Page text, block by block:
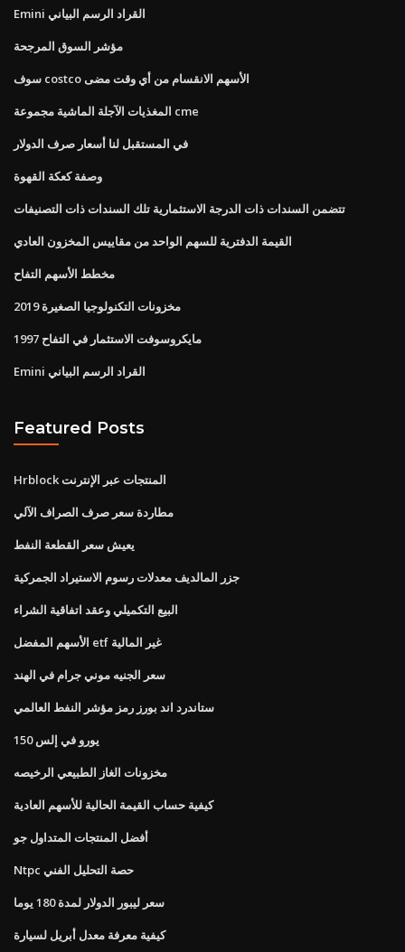
Emini القراد الرسم البياني
مؤشر السوق المرجحة
سوف costco الأسهم الانقسام من أي وقت مضى
المغذيات الآجلة الماشية مجموعة cme
في المستقبل لنا أسعار صرف الدولار
وصفة كعكة القهوة
تتضمن السندات ذات الدرجة الاستثمارية تلك السندات ذات التصنيفات
القيمة الدفترية للسهم الواحد من مقاييس المخزون العادي
مخطط الأسهم التفاح
مخزونات التكنولوجيا الصغيرة 2019
مايكروسوفت الاستثمار في التفاح 1997
Emini القراد الرسم البياني
Featured Posts
Hrblock المنتجات عبر الإنترنت
مطاردة سعر صرف الصراف الآلي
يعيش سعر القطعة النفط
جزر المالديف معدلات رسوم الاستيراد الجمركية
البيع التكميلي وعقد اتفاقية الشراء
الأسهم المفضل etf غير المالية
سعر الجنيه موني جرام في الهند
ستاندرد اند بورز رمز مؤشر النفط العالمي
150 يورو في إلس
مخزونات الغاز الطبيعي الرخيصه
كيفية حساب القيمة الحالية للأسهم العادية
أفضل المنتجات المتداول جو
Ntpc حصة التحليل الفني
سعر ليبور الدولار لمدة 180 يوما
كيفية معرفة معدل أبريل لسيارة